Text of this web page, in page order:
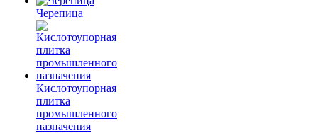
Черепица
Кислотоупорная
плитка
промышленного
назначения